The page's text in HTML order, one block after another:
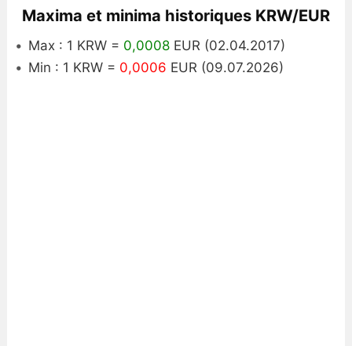
Maxima et minima historiques KRW/EUR
Max : 1 KRW = 0,0008EUR (02.04.2017)
Min : 1 KRW = 0,0006 EUR (09.07.2026)